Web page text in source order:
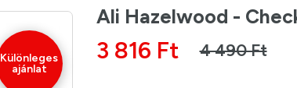
Különleges
ajánlat
Ali Hazelwood -
3 816 Ft 4 490 Ft